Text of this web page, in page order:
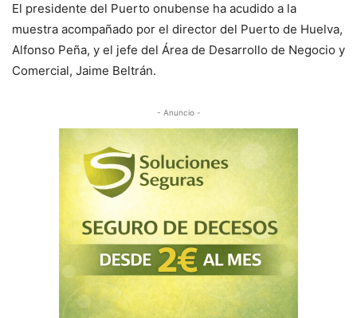
El presidente del Puerto onubense ha acudido a la
muestra acompañado por el director del Puerto de Huelva,
Alfonso Peña, y el jefe del Área de Desarrollo de Negocio y
Comercial, Jaime Beltrán.
- Anuncio -